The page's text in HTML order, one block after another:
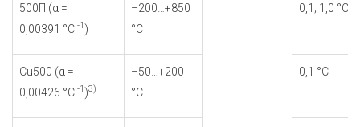
500П (α =
0,00391 °С -1 )
–200…+850
°С
0,1; 1,0 °С
Cu500 (α =
0,00426 °С -1 )3)
–50…+200
°С
0,1 °С